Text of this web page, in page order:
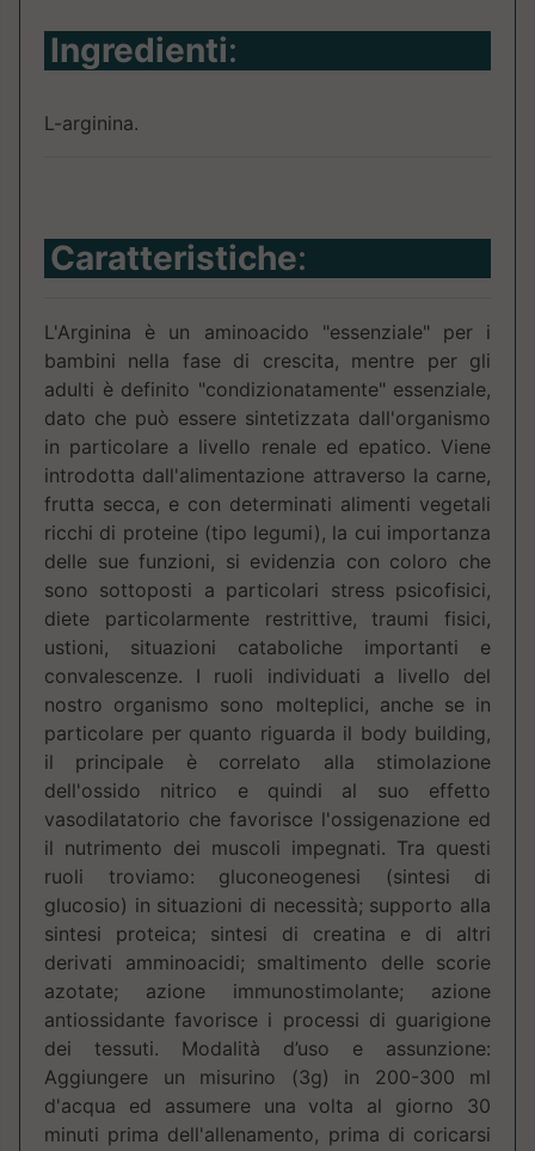
Ingredienti:
L-arginina.
Caratteristiche:
L'Arginina è un aminoacido "essenziale" per i
bambini nella fase di crescita, mentre per gli
adulti è definito "condizionatamente" essenziale,
dato che può essere sintetizzata dall'organismo
in particolare a livello renale ed epatico. Viene
introdotta dall'alimentazione attraverso la carne,
frutta secca, e con determinati alimenti vegetali
ricchi di proteine (tipo legumi), la cui importanza
delle sue funzioni, si evidenzia con coloro che
sono sottoposti a particolari stress psicofisici,
diete particolarmente restrittive, traumi fisici,
ustioni, situazioni cataboliche importanti e
convalescenze. I ruoli individuati a livello del
nostro organismo sono molteplici, anche se in
particolare per quanto riguarda il body building,
il principale è correlato alla stimolazione
dell'ossido nitrico e quindi al suo effetto
vasodilatatorio che favorisce l'ossigenazione ed
il nutrimento dei muscoli impegnati. Tra questi
ruoli troviamo: gluconeogenesi (sintesi di
glucosio) in situazioni di necessità; supporto alla
sintesi proteica; sintesi di creatina e di altri
derivati amminoacidi; smaltimento delle scorie
azotate; azione immunostimolante; azione
antiossidante favorisce i processi di guarigione
dei tessuti. Modalità d’uso e assunzione:
Aggiungere un misurino (3g) in 200-300 ml
d'acqua ed assumere una volta al giorno 30
minuti prima dell'allenamento, prima di coricarsi